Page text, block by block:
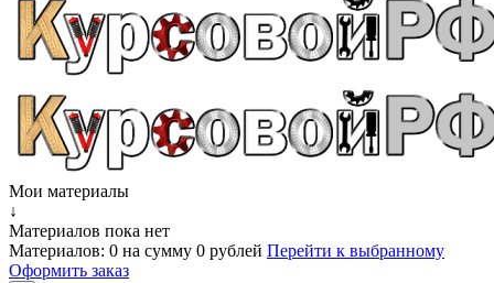
Мои материалы
↓
Материалов пока нет
Материалов: 0 на сумму 0 рублей Перейти к выбранному
Оформить заказ